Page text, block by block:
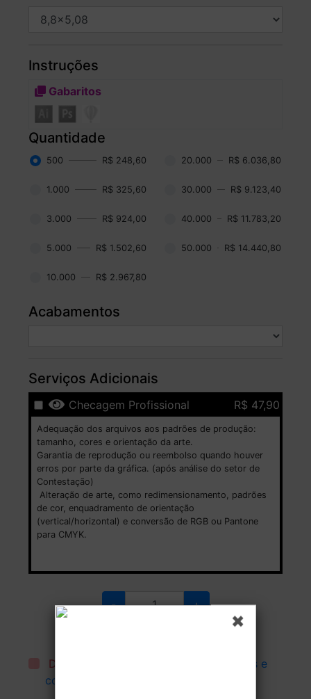
Instruções
Gabaritos
Quantidade
500 R$ 248,60 20.000 R$ 6.036,80
1.000 R$ 325,60 30.000 R$ 9.123,40
3.000 R$ 924,00 40.000 R$ 11.783,20
5.000 R$ 1.502,60 50.000 R$ 14.440,80
10.000 R$ 2.967,80
Acabamentos
Serviços Adicionais
Checagem Profissional R$ 47,90
Adequação dos arquivos aos padrões de produção:
tamanho, cores e orientação da arte.
Garantia de reprodução ou reembolso quando houver
erros por parte da gráfica. (após análise do setor de
Contestação)
Alteração de arte, como redimensionamento, padrões
de cor, enquadramento de orientação
(vertical/horizontal) e conversão de RGB ou Pantone
para CMYK.
- +
Defina a quantidade que deve ser produzida.
Declaro que li e aceito todos os
termos e
condições